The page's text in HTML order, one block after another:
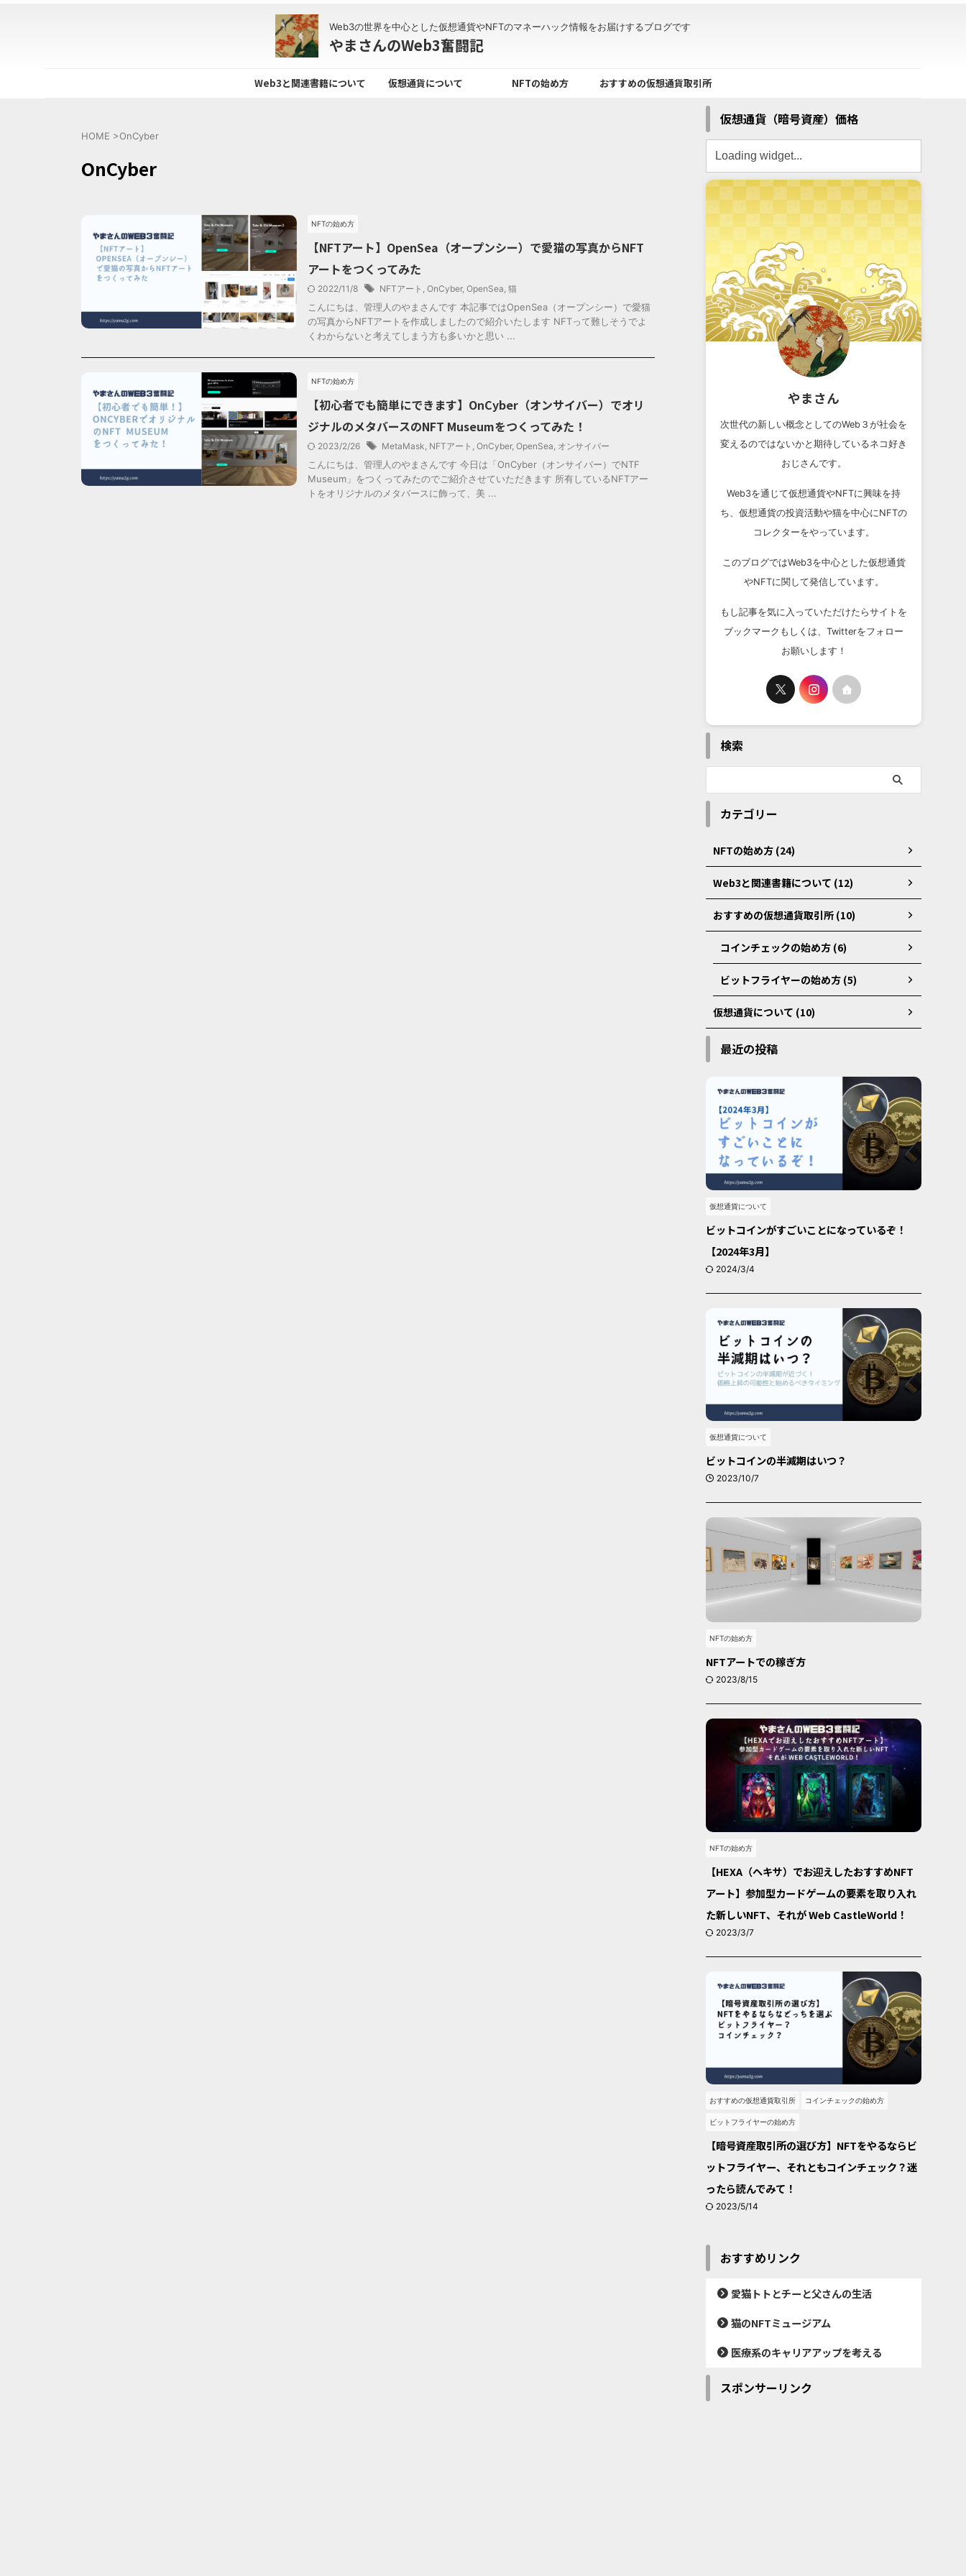
Web3の世界を中心とした仮想通貨やNFTのマネーハック情報をお届けするブログです
やまさんのWeb3奮闘記
Web3と関連書籍について 仮想通貨について NFTの始め方 おすすめの仮想通貨取引所
HOME >OnCyber
OnCyber
NFTの始め方
【NFTアート】OpenSea（オープンシー）で愛猫の写真からNFT
アートをつくってみた
2022/11/8 NFTアート , OnCyber, OpenSea, 猫
こんにちは、管理人のやまさんです 本記事ではOpenSea（オープンシー）で愛猫
の写真からNFTアートを作成しましたので紹介いたします NFTって難しそうでよ
くわからないと考えてしまう方も多いかと思い ...
NFTの始め方
【初心者でも簡単にできます】OnCyber（オンサイバー）でオリ
ジナルのメタバースのNFT Museumをつくってみた！
2023/2/26 MetaMask, NFTアート , OnCyber, OpenSea, オンサイバー
こんにちは、管理人のやまさんです 今日は「OnCyber（オンサイバー）でNTF
Museum」をつくってみたのでご紹介させていただきます 所有しているNFTアー
トをオリジナルのメタバースに飾って、美 ...
仮想通貨（暗号資産）価格
やまさん
次世代の新しい概念としてのWeb３が社会を
変えるのではないかと期待しているネコ好き
おじさんです。
Web3を通じて仮想通貨やNFTに興味を持
ち、仮想通貨の投資活動や猫を中心にNFTの
コレクターをやっています。
このブログではWeb3を中心とした仮想通貨
やNFTに関して発信しています。
もし記事を気に入っていただけたらサイトを
ブックマークもしくは、Twitterをフォロー
お願いします！
検索
カテゴリー
NFTの始め方 (24)
Web3と関連書籍について (12)
おすすめの仮想通貨取引所 (10)
コインチェックの始め方 (6)
ビットフライヤーの始め方 (5)
仮想通貨について (10)
最近の投稿
仮想通貨について
ビットコインがすごいことになっているぞ！
【2024年3月】
2024/3/4
仮想通貨について
ビットコインの半減期はいつ？
2023/10/7
NFTの始め方
NFTアートでの稼ぎ方
2023/8/15
NFTの始め方
【HEXA（ヘキサ）でお迎えしたおすすめNFT
アート】参加型カードゲームの要素を取り入れ
た新しいNFT、それが Web CastleWorld！
2023/3/7
おすすめの仮想通貨取引所 コインチェックの始め方
ビットフライヤーの始め方
【暗号資産取引所の選び方】NFTをやるならビ
ットフライヤー、それともコインチェック？迷
ったら読んでみて！
2023/5/14
おすすめリンク
愛猫トトとチーと父さんの生活
猫のNFTミュージアム
医療系のキャリアアップを考える
スポンサーリンク